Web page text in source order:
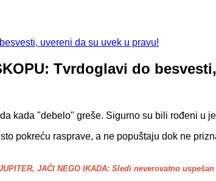
Tvrdoglavi do
kada "debelo" greše. Sigurno su bili rođeni u
pokreću rasprave, a ne popuštaju dok ne
JAČI NEGO IKADA: Sledi neverovatno